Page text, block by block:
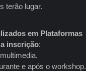
terão lugar.
em Plataformas
inscrição:
e após o workshop.